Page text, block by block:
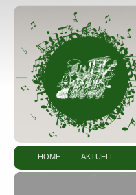
HOME AKTUELL